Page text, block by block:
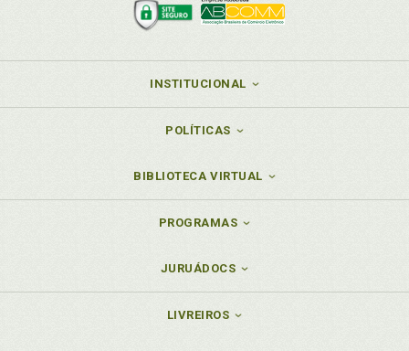
INSTITUCIONAL
POLÍTICAS
BIBLIOTECA VIRTUAL
PROGRAMAS
JURUÁDOCS
LIVREIROS